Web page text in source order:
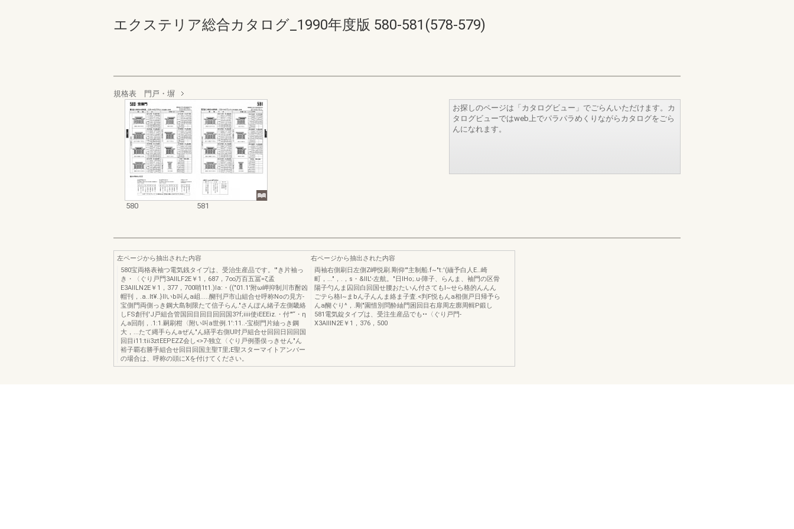
エクステリア総合カタログ_1990年度版 580-581(578-579)
規格表 門戸・塀
580 581
お探しのページは「カタログビュー」でごらんいただけます。カ
タログビューではweb上でパラパラめくりながらカタログをごら
んになれます。
左ページから抽出された内容
580宝両格表袖つ電気銭タイプは、受治生産品です。'"き片袖っ
き・〈ぐり戸門3AllLF2E￥1，687，7∞万百五冨=ζ孟
E3AllLN2E￥1，377，700哨1t1.)Ia:・(("01.1'附ω岬抑制川市酎凶
帽刊，.a..It¥..}IIいb叫んa岨.....醐刊戸市山組合せ呼称Noの見方-
宝側門両側っき鋼大島制限たて信子らん."さんぽん緒子左側畿絡
しFS創刊'J戸組合管国回目回目回回国3?f;iiii使iEEEiz.・付'"“・η
んa回削，.1:1.嗣刷柑〈附い叫a世例.1':11..-宝樹門片紬っき鋼
大，...たて縄手らんaぜん"ん繕乎右側U吋戸組合せ回回日回回国
回目i11:tii3ztEEPEZZ会し<>7-独立〈ぐり戸例墨俣っきせん"ん
裕子覇右勝手組合せ回目回国主聖T里;E聖スターマイトアンバー
の場合は、呼称の頭にXを付けてください。
右ページから抽出された内容
両袖右側刷日左側Z岬悦刷.剛仰'"主制船.f~"t:'(緬予白人E…崎
町，..."，.，s・&IlL'-左航。"日IHo;.u-障子、らんま、袖門の区骨
陽子勺んま囚回白回国せ腰おたいん付さてもI~せら格的んんん
ごテら格I~まbん子んんま絡ま子査.<判F悦もんa相側戸日帰予ら
んa醐ぐり^，.剛"園惜別問酔紬門困回目右扉周左廓周輯P鍛し
581電気錠タイプは、受注生産品でも••〈ぐり戸門-
X3AlllN2E￥1，376，500